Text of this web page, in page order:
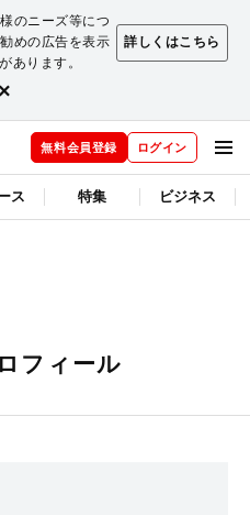
のニーズ等につ
めの広告を表示
あります。
詳しくはこちら
×
無料会員登録 ログイン
ス 特集 ビジネス
フィール